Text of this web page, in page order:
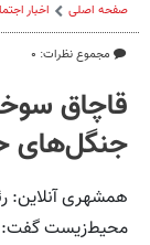
صفحه اصلی اخبار
مجموع نظرات: ۰
قاچاق
جنگل‌های
همشهری آنلاین:
محیط‌زیست گفت: